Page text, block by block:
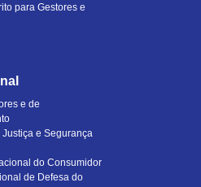
para Gestores e
e de
Justiça e Segurança
do Consumidor
de Defesa do